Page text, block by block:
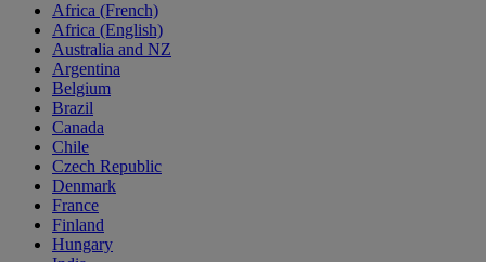
Africa (French)
Africa (English)
Australia and NZ
Argentina
Belgium
Brazil
Canada
Chile
Czech Republic
Denmark
France
Finland
Hungary